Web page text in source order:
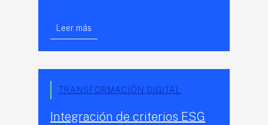
Leer más
TRANSFORMACIÓN DIGITAL
Integración de criterios ESG